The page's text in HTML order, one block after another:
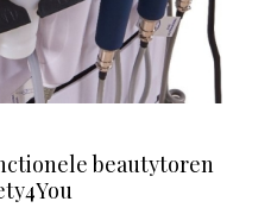
beautytoren